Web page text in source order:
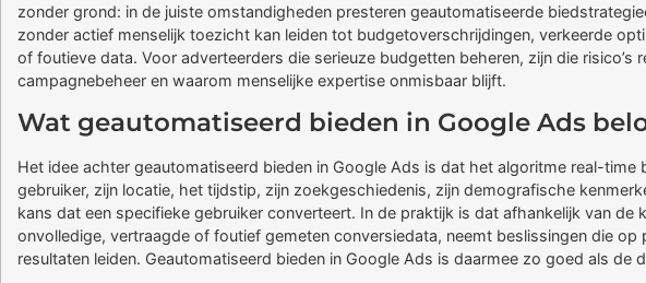
zonder grond: in de juiste omstandigheden presteren geautomatiseerde
zonder actief menselijk toezicht kan leiden tot budgetoverschrijdingen, verkeerde
of foutieve data. Voor adverteerders die serieuze budgetten beheren, zijn die
campagnebeheer en waarom menselijke expertise onmisbaar blijft.
Wat geautomatiseerd bieden in Google Ads
Het idee achter geautomatiseerd bieden in Google Ads is dat het algoritme real-
gebruiker, zijn locatie, het tijdstip, zijn zoekgeschiedenis, zijn demografische
kans dat een specifieke gebruiker converteert. In de praktijk is dat afhankelijk van
onvolledige, vertraagde of foutief gemeten conversiedata, neemt beslissingen die
resultaten leiden. Geautomatiseerd bieden in Google Ads is daarmee zo goed als